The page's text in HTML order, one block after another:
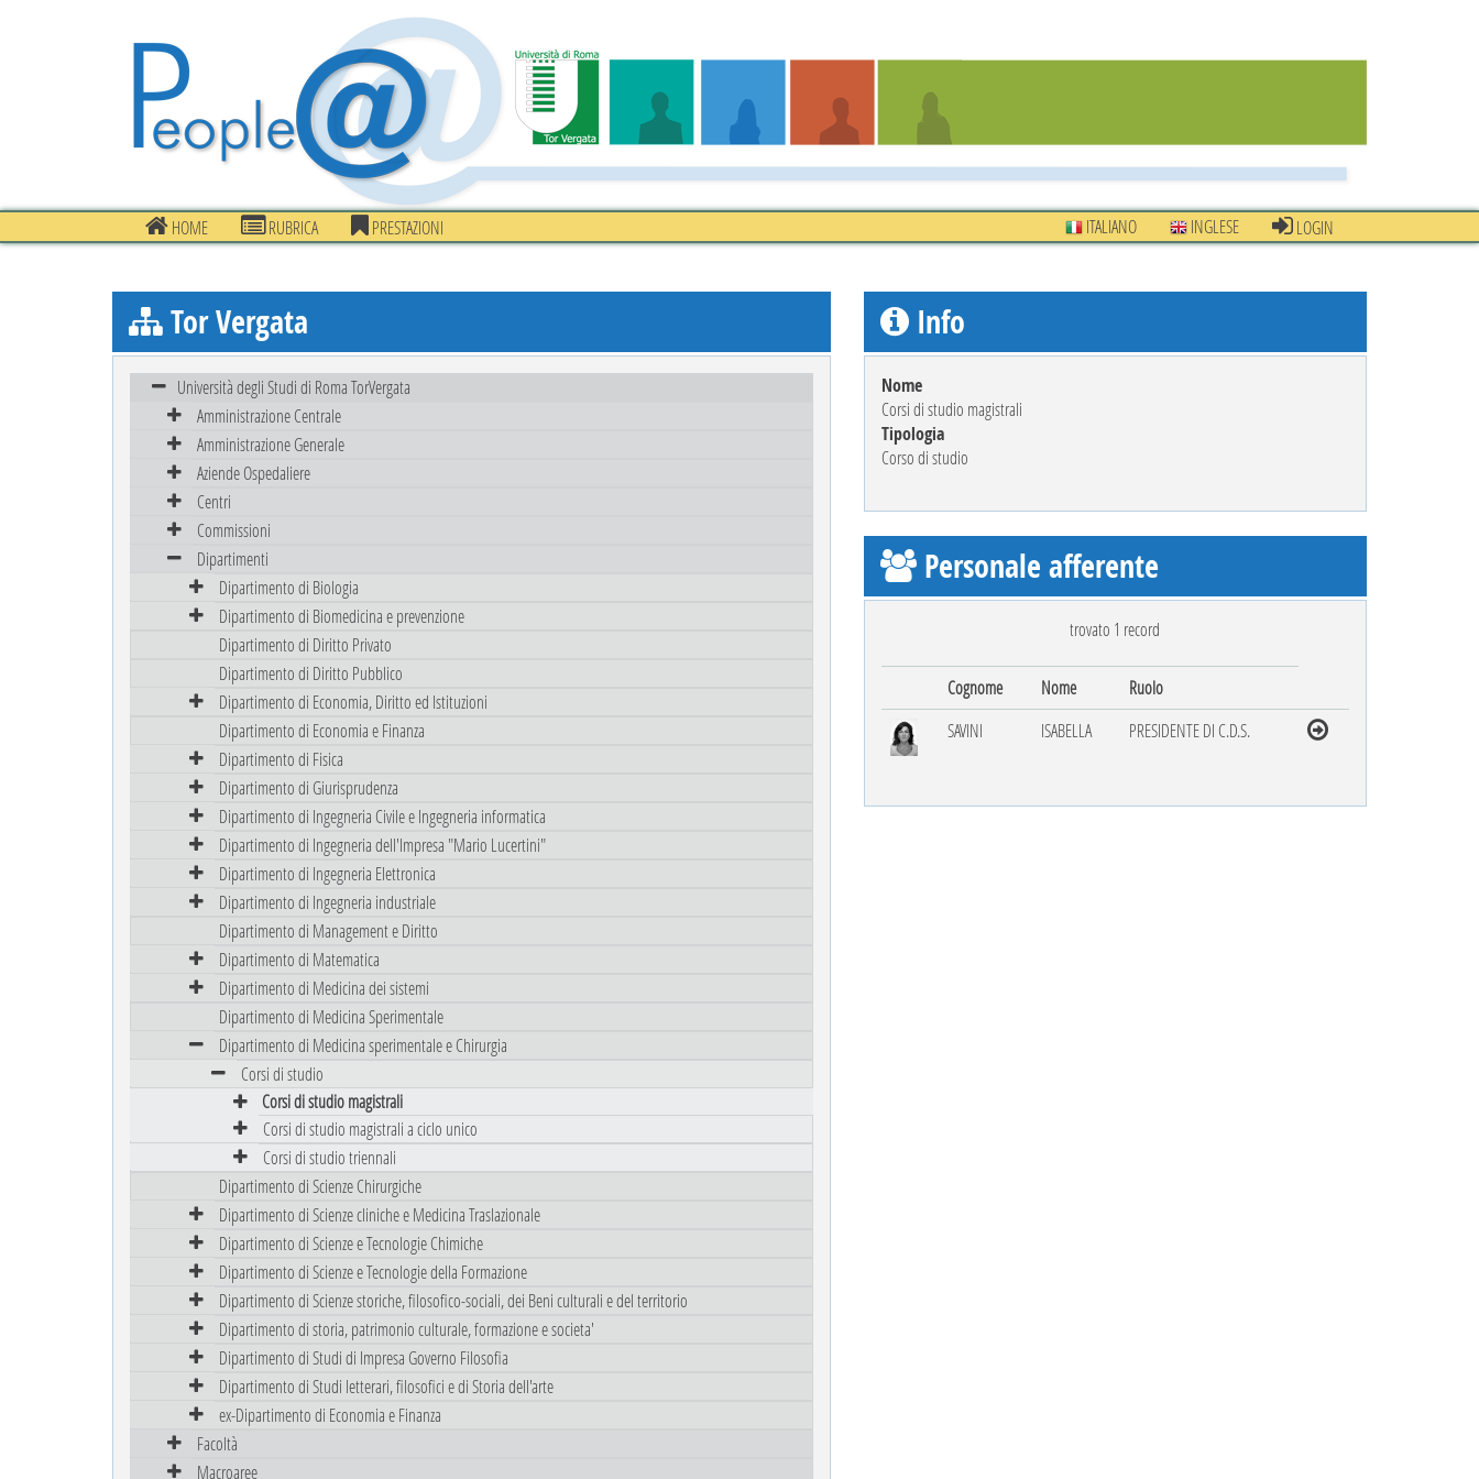
HOME RUBRICA PRESTAZIONI ITALIANO INGLESE LOGIN
Tor Vergata
Università degli Studi di Roma TorVergata
Amministrazione Centrale
Amministrazione Generale
Aziende Ospedaliere
Centri
Commissioni
Dipartimenti
Dipartimento di Biologia
Dipartimento di Biomedicina e prevenzione
Dipartimento di Diritto Privato
Dipartimento di Diritto Pubblico
Dipartimento di Economia, Diritto ed Istituzioni
Dipartimento di Economia e Finanza
Dipartimento di Fisica
Dipartimento di Giurisprudenza
Dipartimento di Ingegneria Civile e Ingegneria informatica
Dipartimento di Ingegneria dell'Impresa "Mario Lucertini"
Dipartimento di Ingegneria Elettronica
Dipartimento di Ingegneria industriale
Dipartimento di Management e Diritto
Dipartimento di Matematica
Dipartimento di Medicina dei sistemi
Dipartimento di Medicina Sperimentale
Dipartimento di Medicina sperimentale e Chirurgia
Corsi di studio
Corsi di studio magistrali
Corsi di studio magistrali a ciclo unico
Corsi di studio triennali
Dipartimento di Scienze Chirurgiche
Dipartimento di Scienze cliniche e Medicina Traslazionale
Dipartimento di Scienze e Tecnologie Chimiche
Dipartimento di Scienze e Tecnologie della Formazione
Dipartimento di Scienze storiche, filosofico-sociali, dei Beni culturali e del territorio
Dipartimento di storia, patrimonio culturale, formazione e societa'
Dipartimento di Studi di Impresa Governo Filosofia
Dipartimento di Studi letterari, filosofici e di Storia dell'arte
ex-Dipartimento di Economia e Finanza
Facoltà
Macroaree
Info
Nome
Corsi di studio magistrali
Tipologia
Corso di studio
Personale afferente
trovato 1 record
Cognome Nome
Ruolo
SAVINI
ISABELLA PRESIDENTE DI C.D.S.